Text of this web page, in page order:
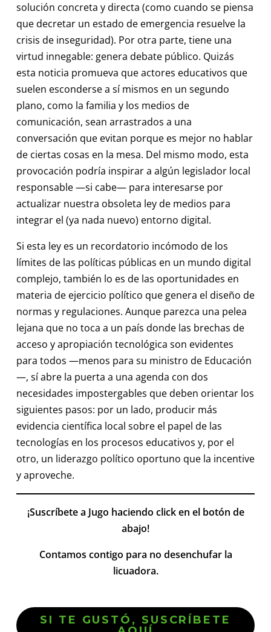
solución concreta y directa (como cuando se piensa
que decretar un estado de emergencia resuelve la
crisis de inseguridad). Por otra parte, tiene una
virtud innegable: genera debate público. Quizás
esta noticia promueva que actores educativos que
suelen esconderse a sí mismos en un segundo
plano, como la familia y los medios de
comunicación, sean arrastrados a una
conversación que evitan porque es mejor no hablar
de ciertas cosas en la mesa. Del mismo modo, esta
provocación podría inspirar a algún legislador local
responsable —si cabe— para interesarse por
actualizar nuestra obsoleta ley de medios para
integrar el (ya nada nuevo) entorno digital.
Si esta ley es un recordatorio incómodo de los
límites de las políticas públicas en un mundo digital
complejo, también lo es de las oportunidades en
materia de ejercicio político que genera el diseño de
normas y regulaciones. Aunque parezca una pelea
lejana que no toca a un país donde las brechas de
acceso y apropiación tecnológica son evidentes
para todos —menos para su ministro de Educación
—, sí abre la puerta a una agenda con dos
necesidades impostergables que deben orientar los
siguientes pasos: por un lado, producir más
evidencia científica local sobre el papel de las
tecnologías en los procesos educativos y, por el
otro, un liderazgo político oportuno que la incentive
y aproveche.
¡Suscríbete a Jugo haciendo click en el botón de
abajo!
Contamos contigo para no desenchufar la
licuadora.
SI TE GUSTÓ, SUSCRÍBETE